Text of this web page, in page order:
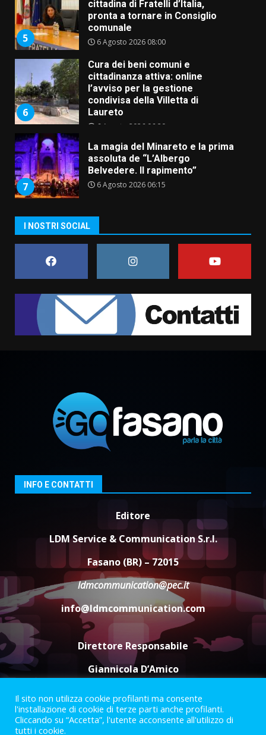
5
cittadina di Fratelli d’Italia,
pronta a tornare in Consiglio
comunale
6 Agosto 2026 08:00
6
Cura dei beni comuni e
cittadinanza attiva: online
l’avviso per la gestione
condivisa della Villetta di
Laureto
6 Agosto 2026 06:20
7
La magia del Minareto e la prima
assoluta de “L’Albergo
Belvedere. Il rapimento”
6 Agosto 2026 06:15
“I Contestatori: Musica di
Rivoluzione”: nuovo
7 Agosto 2026 06:05
2
US Fasano, Scianaro: “Profonda
amarezza per esclusione dal
campionato di calcio”
7 Agosto 2026 06:00
6 Agosto 2026 18:13
4
Carta d’identità: continua il piano
Grazia Neglia, coordinatrice
cittadina di Fratelli d’Italia,
pronta a tornare in Consiglio
6 Agosto 2026 08:00
I NOSTRI SOCIAL
INFO E CONTATTI
Editore
LDM Service & Communication S.r.l.
Fasano (BR) – 72015
ldmcommunication@pec.it
info@ldmcommunication.com
Direttore Responsabile
Giannicola D’Amico
Termini e Condizioni
Privacy Policy
Informazioni Legali
Il sito non utilizza cookie profilanti ma consente
l'installazione di cookie di terze parti anche profilanti.
Cliccando su “Accetta”, l'utente acconsente all'utilizzo di
tutti i cookie.